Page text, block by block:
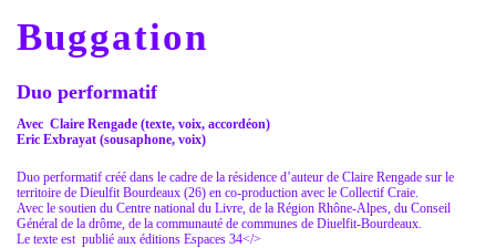
Buggation
Duo performatif
Avec Claire Rengade (texte, voix, accordéon)
Eric Exbrayat (sousaphone, voix)
Duo performatif créé dans le cadre de la résidence d’auteur de Claire Rengade sur le
territoire de Dieulfit Bourdeaux (26) en co-production avec le Collectif Craie.
Avec le soutien du Centre national du Livre, de la Région Rhône-Alpes, du Conseil
Général de la drôme, de la communauté de communes de Diuelfit-Bourdeaux.
Le texte est publié aux éditions Espaces 34</>